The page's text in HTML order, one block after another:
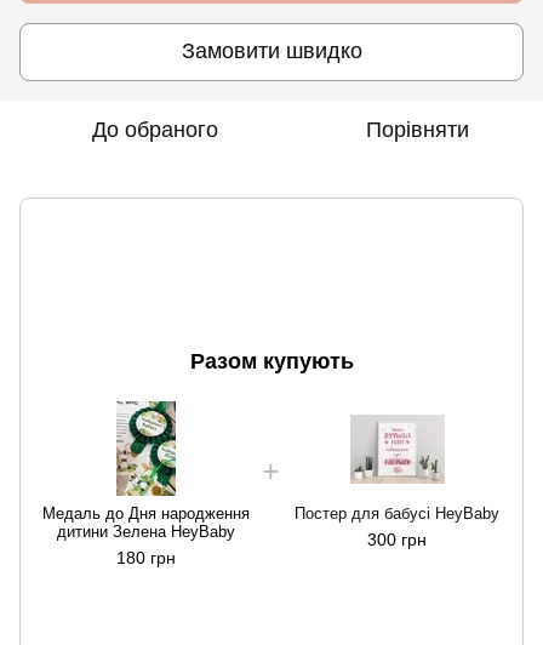
Замовити швидко
До обраного Порівняти
Разом купують
Медаль до Дня народження
дитини Зелена HeyBaby
180 грн
Постер для бабусі НeyBaby
300 грн